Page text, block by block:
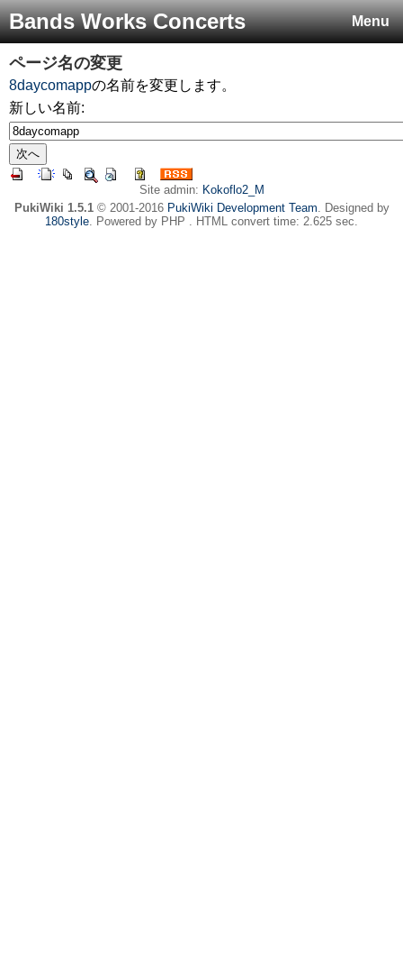
Menu
Bands Works Concerts
ページ名の変更
8daycomappの名前を変更します。
新しい名前:
Site admin: Kokoflo2_M
PukiWiki 1.5.1© 2001-2016 PukiWiki Development Team. Designed by
180style. Powered by PHP . HTML convert time: 2.625 sec.